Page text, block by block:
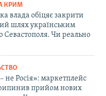
КРИМ
влада обіцяє закрити
шлях українським
Севастополя. Чи реально
не Росія»: маркетплейс
прийом нових